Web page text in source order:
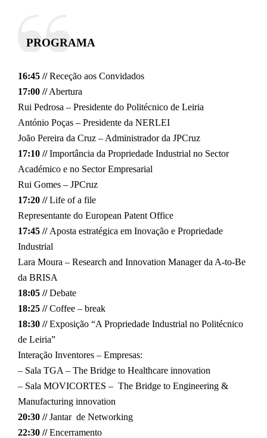
PROGRAMA
16:45 //Receção aos Convidados
17:00 //Abertura
Rui Pedrosa – Presidente do Politécnico de Leiria
António Poças – Presidente da NERLEI
João Pereira da Cruz – Administrador da JPCruz
17:10 //Importância da Propriedade Industrial no Sector
Académico e no Sector Empresarial
Rui Gomes – JPCruz
17:20 //Life of a file
Representante do European Patent Office
17:45 // Aposta estratégica em Inovação e Propriedade
Industrial
Lara Moura – Research and Innovation Manager da A-to-Be
da BRISA
18:05 //Debate
18:25 //Coffee – break
18:30 //Exposição “A Propriedade Industrial no Politécnico
de Leiria”
Interação Inventores – Empresas:
– Sala TGA – The Bridge to Healthcare innovation
– Sala MOVICORTES – The Bridge to Engineering &
Manufacturing innovation
20:30 //Jantar de Networking
22:30 //Encerramento